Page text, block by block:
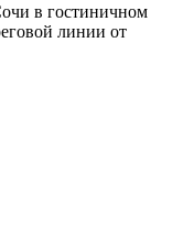
в гостиничном
линии от